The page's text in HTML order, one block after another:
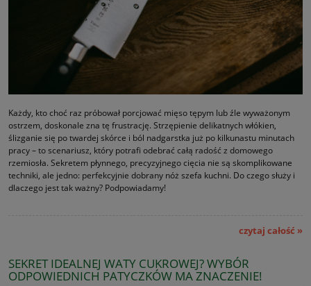
Każdy, kto choć raz próbował porcjować mięso tępym lub źle wyważonym
ostrzem, doskonale zna tę frustrację. Strzępienie delikatnych włókien,
ślizganie się po twardej skórce i ból nadgarstka już po kilkunastu minutach
pracy – to scenariusz, który potrafi odebrać całą radość z domowego
rzemiosła. Sekretem płynnego, precyzyjnego cięcia nie są skomplikowane
techniki, ale jedno: perfekcyjnie dobrany nóż szefa kuchni. Do czego służy i
dlaczego jest tak ważny? Podpowiadamy!
czytaj całość »
SEKRET IDEALNEJ WATY CUKROWEJ? WYBÓR
ODPOWIEDNICH PATYCZKÓW MA ZNACZENIE!